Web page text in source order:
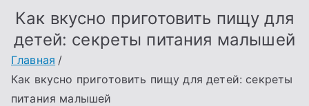
Как вкусно приготовить пищу для
детей: секреты питания малышей
Главная
Как вкусно приготовить пищу для детей: секреты
питания малышей